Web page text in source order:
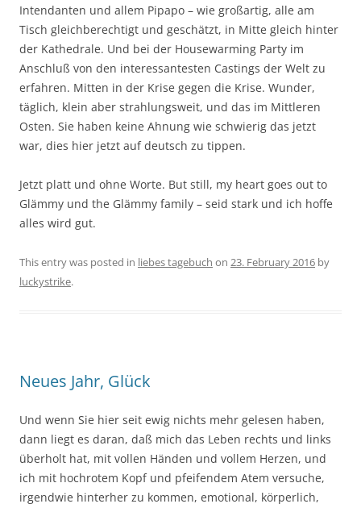
Intendanten und allem Pipapo – wie großartig, alle am
Tisch gleichberechtigt und geschätzt, in Mitte gleich hinter
der Kathedrale. Und bei der Housewarming Party im
Anschluß von den interessantesten Castings der Welt zu
erfahren. Mitten in der Krise gegen die Krise. Wunder,
täglich, klein aber strahlungsweit, und das im Mittleren
Osten. Sie haben keine Ahnung wie schwierig das jetzt
war, dies hier jetzt auf deutsch zu tippen.
Jetzt platt und ohne Worte. But still, my heart goes out to
Glämmy und the Glämmy family – seid stark und ich hoffe
alles wird gut.
This entry was posted in liebes tagebuch on 23. February 2016 by
luckystrike.
Neues Jahr, Glück
Und wenn Sie hier seit ewig nichts mehr gelesen haben,
dann liegt es daran, daß mich das Leben rechts und links
überholt hat, mit vollen Händen und vollem Herzen, und
ich mit hochrotem Kopf und pfeifendem Atem versuche,
irgendwie hinterher zu kommen, emotional, körperlich,